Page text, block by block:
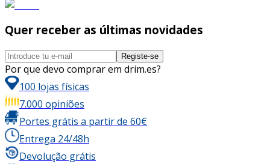
Quer receber as últimas novidades
Registe-se
Por que devo comprar em drim.es?
100 lojas físicas
7.000 opiniões
Portes grátis a partir de 60€
Entrega 24/48h
Devolução grátis